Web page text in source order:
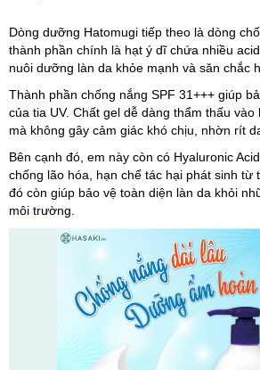
Dòng dưỡng Hatomugi tiếp theo là dòng
thành phần chính là hạt ý dĩ chứa nhiều
nuôi dưỡng làn da khỏe mạnh và săn chắc
Thành phần chống nắng SPF 31+++ giúp
của tia UV. Chất gel dễ dàng thẩm thấu
mà không gây cảm giác khó chịu, nhờn rít
Bên cạnh đó, em này còn có Hyaluronic
chống lão hóa, hạn chế tác hại phát sinh từ
đó còn giúp bảo vệ toàn diện làn da khỏi
môi trường.